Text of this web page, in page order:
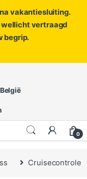
vakantiesluiting.
wellicht vertraagd
begrip.
0
Cruisecontrole